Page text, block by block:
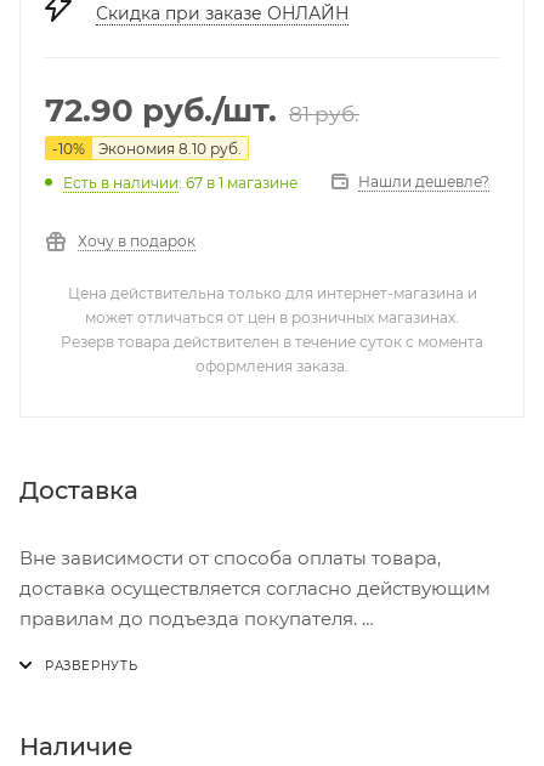
Скидка при заказе ОНЛАЙН
72.90 руб./шт. 81руб.
-10% Экономия 8.10 руб.
Есть в наличии: 67 в 1 магазине Нашли дешевле?
Хочу в подарок
Цена действительна только для интернет-магазина и
может отличаться от цен в розничных магазинах.
Резерв товара действителен в течение суток с момента
оформления заказа.
Доставка
Вне зависимости от способа оплаты товара,
доставка осуществляется согласно действующим
правилам до подъезда покупателя.
В субботу с 8:00 до 15:00
Наличие